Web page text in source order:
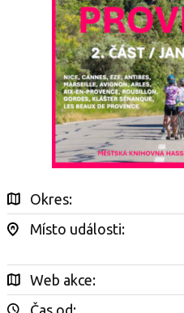
Okres:
Místo události:
Web akce:
Čas od: